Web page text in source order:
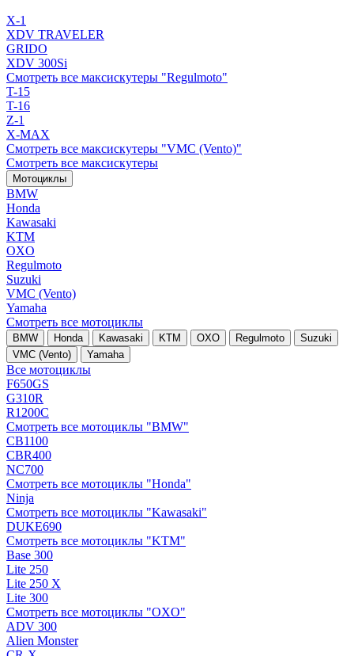
X-1
XDV TRAVELER
GRIDO
XDV 300Si
Смотреть все максискутеры "Regulmoto"
T-15
T-16
Z-1
X-MAX
Смотреть все максискутеры "VMC (Vento)"
Смотреть все максискутеры
Мотоциклы
BMW
Honda
Kawasaki
KTM
OXO
Regulmoto
Suzuki
VMC (Vento)
Yamaha
Смотреть все мотоциклы
BMW Honda Kawasaki KTM OXO Regulmoto
Suzuki
VMC (Vento)
Yamaha
Все мотоциклы
F650GS
G310R
R1200C
Смотреть все мотоциклы "BMW"
CB1100
CBR400
NC700
Смотреть все мотоциклы "Honda"
Ninja
Смотреть все мотоциклы "Kawasaki"
DUKE690
Смотреть все мотоциклы "KTM"
Base 300
Lite 250
Lite 250 X
Lite 300
Смотреть все мотоциклы "OXO"
ADV 300
Alien Monster